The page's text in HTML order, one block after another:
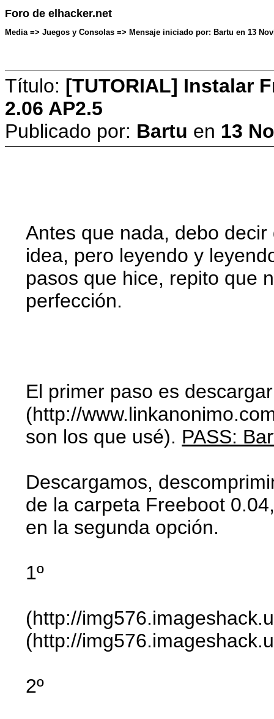
Foro de elhacker.net
Media => Juegos y Consolas => Mensaje iniciado por: Bartu en 13
Título: [TUTORIAL] Instalar
2.06 AP2.5
Publicado por: Bartu en 13
Antes que nada, debo
idea, pero leyendo y
pasos que hice, repito que
perfección.
El primer paso es
(http://
son los que usé). PASS:
Descargamos,
de la carpeta Freeboot
en la segunda opción.
1º
(http://
(http://
2º